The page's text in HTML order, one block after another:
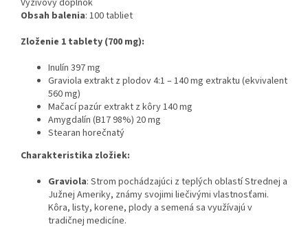
Výživový doplnok
Obsah balenia: 100 tabliet
Zloženie 1 tablety (700 mg):
Inulín 397 mg
Graviola extrakt z plodov 4:1 – 140 mg extraktu (ekvivalent
560 mg)
Mačací pazúr extrakt z kôry 140 mg
Amygdalín (B17 98%) 20 mg
Stearan horečnatý
Charakteristika zložiek:
Graviola: Strom pochádzajúci z teplých oblastí Strednej a
Južnej Ameriky, známy svojimi liečivými vlastnosťami.
Kôra, listy, korene, plody a semená sa využívajú v
tradičnej medicíne.